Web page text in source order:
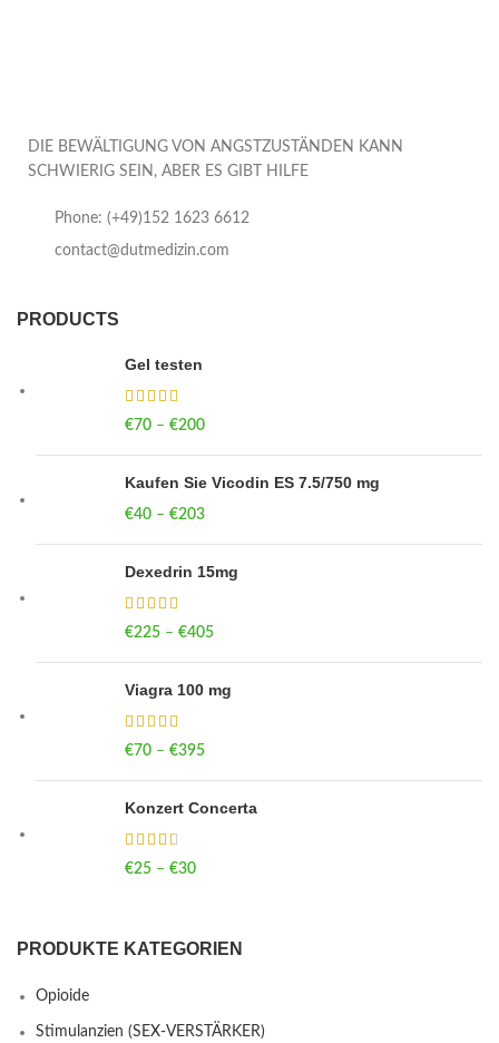
DIE BEWÄLTIGUNG VON ANGSTZUSTÄNDEN KANN
SCHWIERIG SEIN, ABER ES GIBT HILFE
Phone: (+49)152 1623 6612
contact@dutmedizin.com
PRODUCTS
Gel testen
€70 – €200
Kaufen Sie Vicodin ES 7.5/750 mg
€40 – €203
Dexedrin 15mg
€225 – €405
Viagra 100 mg
€70 – €395
Konzert Concerta
€25 – €30
PRODUKTE KATEGORIEN
Opioide
Stimulanzien (SEX-VERSTÄRKER)